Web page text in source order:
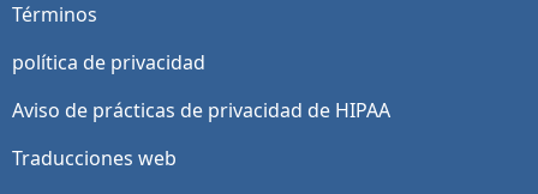
Términos
política de privacidad
Aviso de prácticas de privacidad de HIPAA
Traducciones web